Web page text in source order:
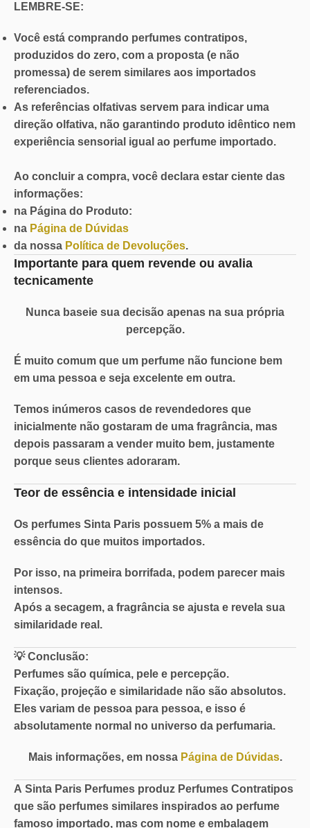
LEMBRE-SE:
Você está comprando perfumes contratipos,
produzidos do zero, com a proposta (e não
promessa) de serem similares aos importados
referenciados.
As referências olfativas servem para indicar uma
direção olfativa, não garantindo produto idêntico nem
experiência sensorial igual ao perfume importado.
Ao concluir a compra, você declara estar ciente das
informações:
na Página do Produto:
na Página de Dúvidas
da nossa Política de Devoluções.
Importante para quem revende ou avalia
tecnicamente
Nunca baseie sua decisão apenas na sua própria
percepção.
É muito comum que um perfume não funcione bem
em uma pessoa e seja excelente em outra.
Temos inúmeros casos de revendedores que
inicialmente não gostaram de uma fragrância, mas
depois passaram a vender muito bem, justamente
porque seus clientes adoraram.
Teor de essência e intensidade inicial
Os perfumes Sinta Paris possuem 5% a mais de
essência do que muitos importados.
Por isso, na primeira borrifada, podem parecer mais
intensos.
Após a secagem, a fragrância se ajusta e revela sua
similaridade real.
💡Conclusão:
Perfumes são química, pele e percepção.
Fixação, projeção e similaridade não são absolutos.
Eles variam de pessoa para pessoa, e isso é
absolutamente normal no universo da perfumaria.
Mais informações, em nossa Página de Dúvidas.
A Sinta Paris Perfumes produz Perfumes Contratipos
que são perfumes similares inspirados ao perfume
famoso importado, mas com nome e embalagem